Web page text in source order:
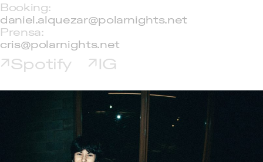
Booking:
daniel.alquezar@polarnights.net
Prensa:
cris@polarnights.net
Spotify IG